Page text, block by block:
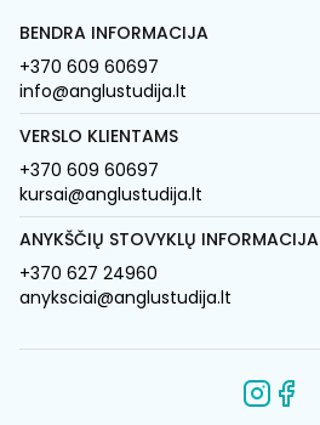
BENDRA INFORMACIJA
+370 609 60697
info@anglustudija.lt
VERSLO KLIENTAMS
+370 609 60697
kursai@anglustudija.lt
ANYKŠČIŲ STOVYKLŲ INFORMACIJA
+370 627 24960
anyksciai@anglustudija.lt